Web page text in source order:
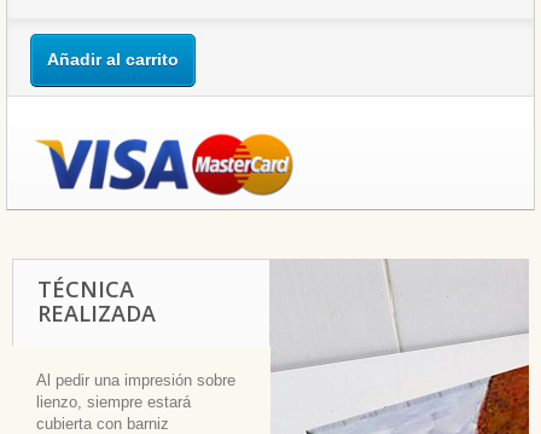
Añadir al carrito
TÉCNICA
REALIZADA
Al pedir una impresión sobre
lienzo, siempre estará
cubierta con barniz